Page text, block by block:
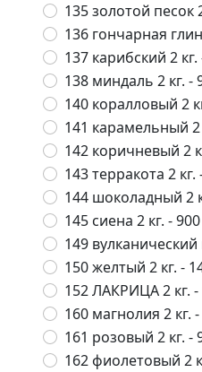
135 золотой песок
136 гончарная
137 карибский 2 кг.
138 миндаль 2 кг. -
140 коралловый 2
141 карамельный 2
142 коричневый 2
143 терракота 2 кг.
144 шоколадный 2
145 сиена 2 кг. -
149 вулканический
150 желтый 2 кг. -
152 ЛАКРИЦА 2 кг. -
160 магнолия 2 кг.
161 розовый 2 кг. -
162 фиолетовый 2